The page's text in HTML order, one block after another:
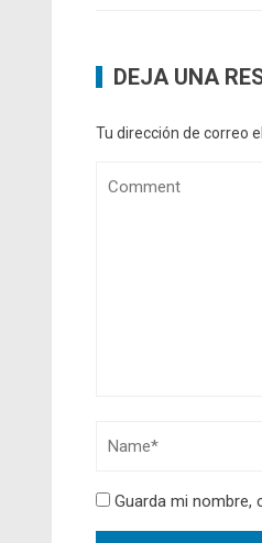
DEJA UNA
Tu dirección de correo
Guarda mi nombre,